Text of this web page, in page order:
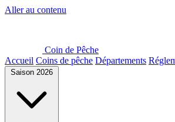
Aller au contenu
Coin de Pêche
Accueil Coins de pêche Départements
Saison 2026